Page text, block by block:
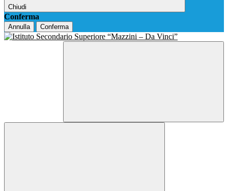
Chiudi
Conferma
Annulla Conferma